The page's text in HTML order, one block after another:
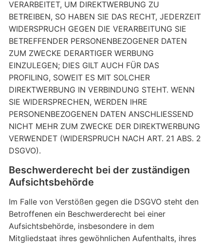
VERARBEITET, UM DIREKTWERBUNG ZU
BETREIBEN, SO HABEN SIE DAS RECHT, JEDERZEIT
WIDERSPRUCH GEGEN DIE VERARBEITUNG SIE
BETREFFENDER PERSONENBEZOGENER DATEN
ZUM ZWECKE DERARTIGER WERBUNG
EINZULEGEN; DIES GILT AUCH FÜR DAS
PROFILING, SOWEIT ES MIT SOLCHER
DIREKTWERBUNG IN VERBINDUNG STEHT. WENN
SIE WIDERSPRECHEN, WERDEN IHRE
PERSONENBEZOGENEN DATEN ANSCHLIESSEND
NICHT MEHR ZUM ZWECKE DER DIREKTWERBUNG
VERWENDET (WIDERSPRUCH NACH ART. 21 ABS. 2
DSGVO).
Beschwerde­recht bei der zuständigen
Aufsichts­behörde
Im Falle von Verstößen gegen die DSGVO steht den
Betroffenen ein Beschwerderecht bei einer
Aufsichtsbehörde, insbesondere in dem
Mitgliedstaat ihres gewöhnlichen Aufenthalts, ihres